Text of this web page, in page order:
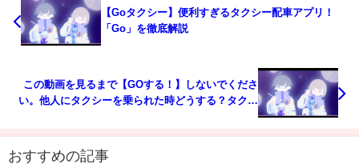
【Goタクシー】便利すぎるタクシー配車アプリ！
「Go」を徹底解説
この動画を見るまで【GOする！】しないでくださ
い。他人にタクシーを乗られた時どうする？タクシ
おすすめの記事